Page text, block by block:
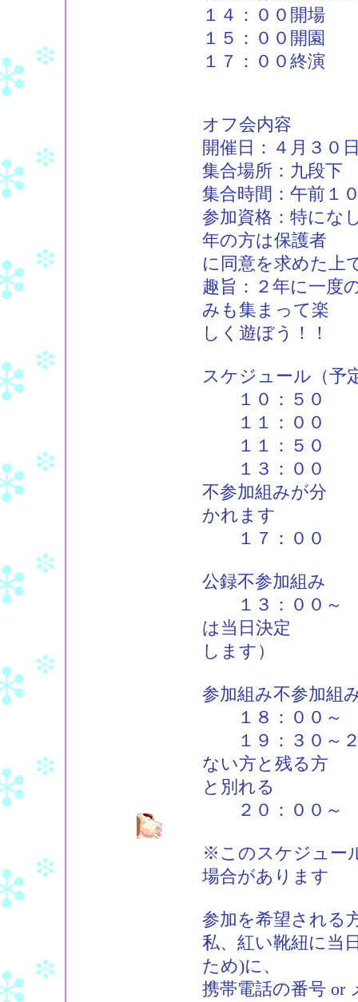
１４：００開場
１５：００開園
１７：００終演
オフ会内容
開催日：４月３０
集合場所：九段下
集合時間：午前１
参加資格：特にな
年の方は保護者
に同意を求めた上
趣旨：２年に一度
みも集まって楽
しく遊ぼう！！
スケジュール（予
１０：５０
１１：００ フ
１１：５０ 物
１３：００ 公
不参加組みが分
かれます
１７：００ 公
公録不参加組み
１３：００～
は当日決定
します）
参加組み不参加組
１８：００～
１９：３０～２
ない方と残る方
と別れる
２０：００～
※このスケジュー
場合があります
参加を希望される
私、紅い靴紐に当
ため)に、
携帯電話の番号 or